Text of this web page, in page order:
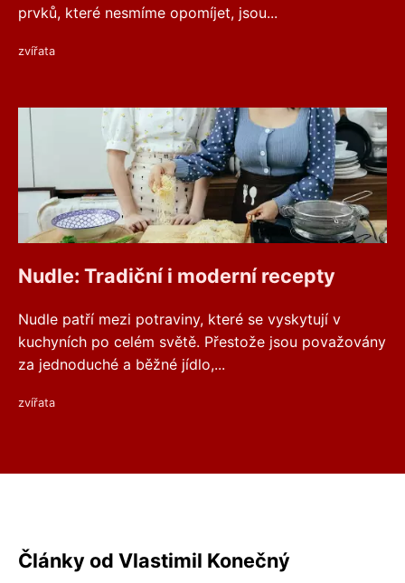
prvků, které nesmíme opomíjet, jsou...
zvířata
Nudle: Tradiční i moderní recepty
Nudle patří mezi potraviny, které se vyskytují v
kuchyních po celém světě. Přestože jsou považovány
za jednoduché a běžné jídlo,...
zvířata
Články od Vlastimil Konečný